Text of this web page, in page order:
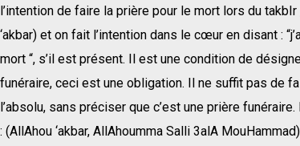
l’intention de faire la prière pour le mort lors du takbIr
‘akbar) et on fait l’intention dans le cœur en disant :
mort “, s’il est présent. Il est une condition de
funéraire, ceci est une obligation. Il ne suffit pas de
l’absolu, sans préciser que c’est une prière
: (AllAhou ‘akbar, AllAhoumma Salli 3alA